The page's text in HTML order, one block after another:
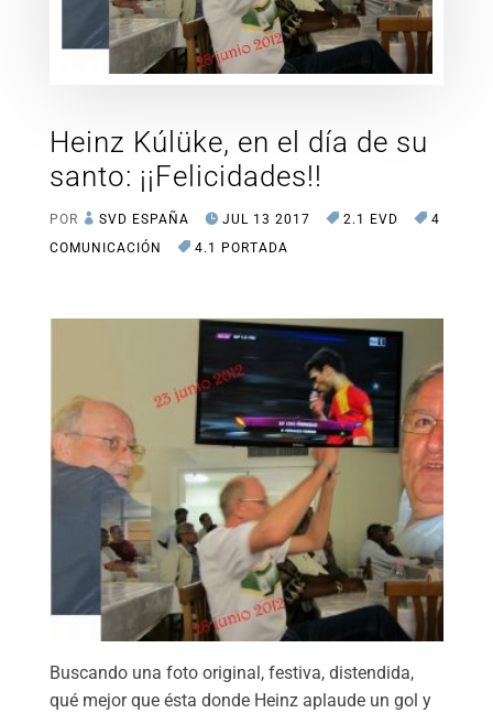
Heinz Kúlüke, en el día de su
santo: ¡¡Felicidades!!
POR SVD ESPAÑA JUL 13 2017 2.1 EVD
4
COMUNICACIÓN
4.1 PORTADA
Buscando una foto original, festiva, distendida,
qué mejor que ésta donde Heinz aplaude un gol y